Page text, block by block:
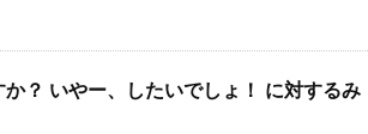
？ いやー、したいでしょ！ に対するみ